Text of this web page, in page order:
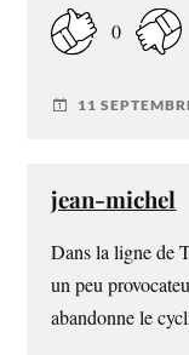
0
11
jean-michel
Dans la ligne de
un peu
abandonne le